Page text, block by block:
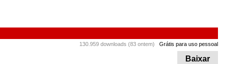
130.959 downloads (83 ontem) Grátis para uso pessoal
Baixar